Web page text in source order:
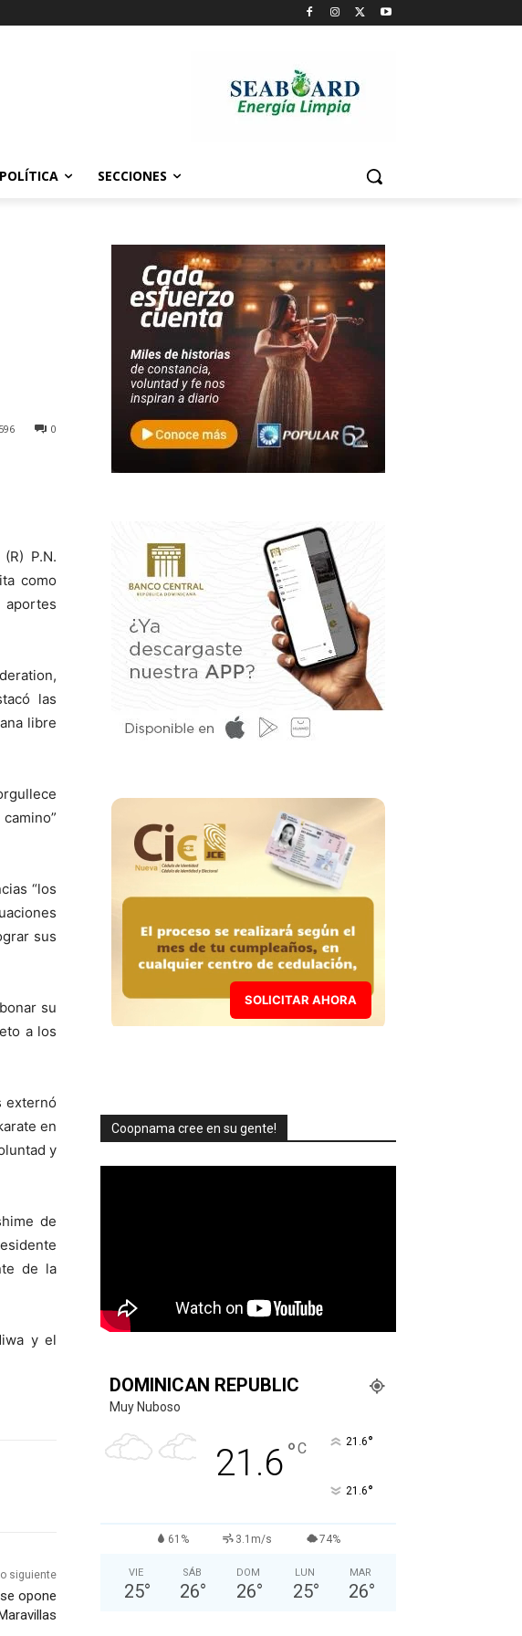
POLÍTICA SECCIONES
0
596
P.N.
como
las
libre
“los
sus
su
a los
externó
en
y
de
de la
y el
siguiente
opone
SOLICITAR AHORA
Coopnama cree en su gente!
DOMINICAN REPUBLIC
Muy Nuboso
21.6°C 21.6°
21.6°
61% 3.1m/s 74%
VIE
25°
SÁB
26°
DOM
26°
LUN
25°
MAR
26°